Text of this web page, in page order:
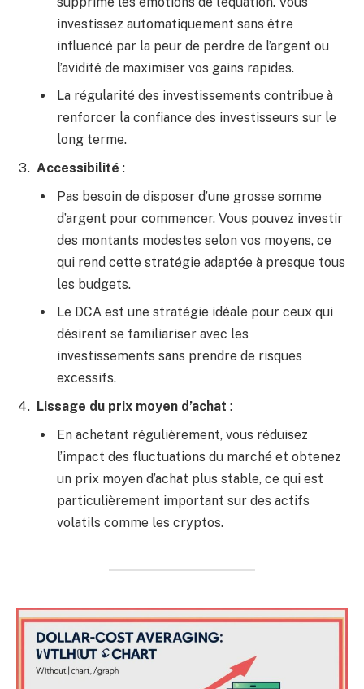
investissez automatiquement sans être
influencé par la peur de perdre de l’argent ou
l’avidité de maximiser vos gains rapides.
La régularité des investissements contribue à
renforcer la confiance des investisseurs sur le
long terme.
Accessibilité :
Pas besoin de disposer d’une grosse somme
d’argent pour commencer. Vous pouvez investir
des montants modestes selon vos moyens, ce
qui rend cette stratégie adaptée à presque tous
les budgets.
Le DCA est une stratégie idéale pour ceux qui
désirent se familiariser avec les
investissements sans prendre de risques
excessifs.
Lissage du prix moyen d’achat :
En achetant régulièrement, vous réduisez
l’impact des fluctuations du marché et obtenez
un prix moyen d’achat plus stable, ce qui est
particulièrement important sur des actifs
volatils comme les cryptos.